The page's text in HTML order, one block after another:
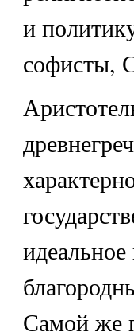
и
софисты,
Самой же